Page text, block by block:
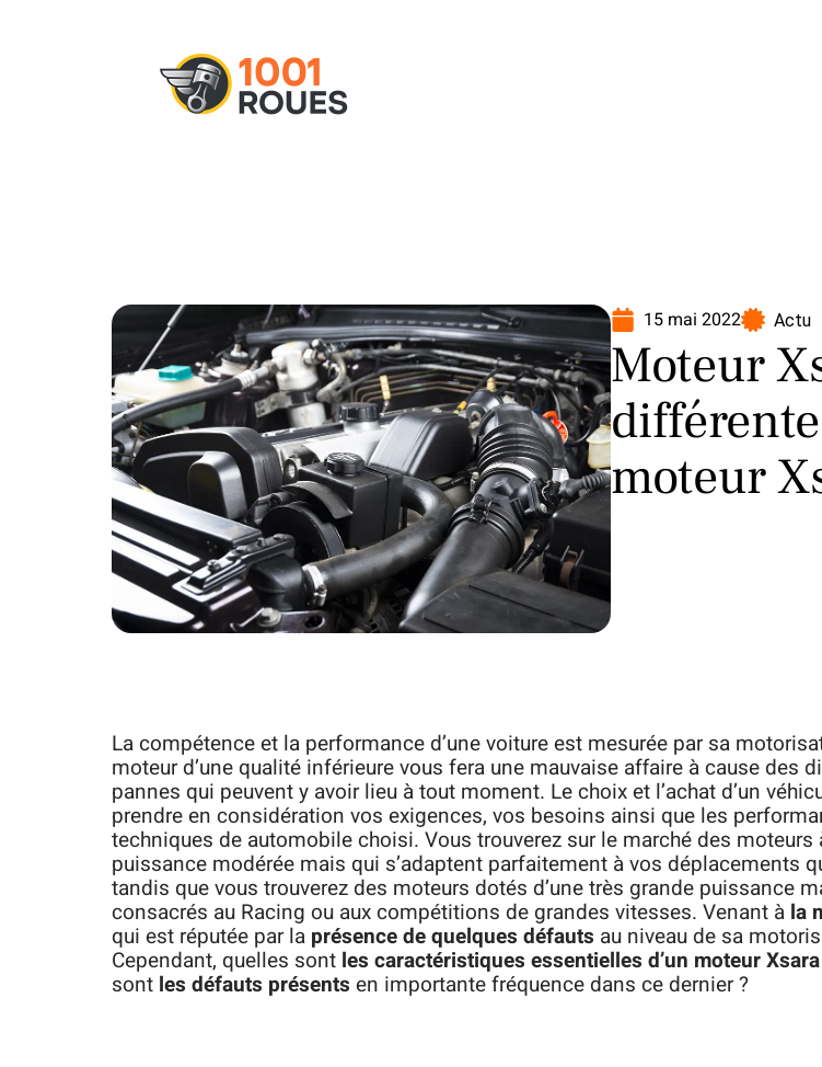
15 mai 2022 Actu
Moteur
moteur
La compétence et la performance d’une voiture est mesurée par sa
moteur d’une qualité inférieure vous fera une mauvaise affaire à cause des
pannes qui peuvent y avoir lieu à tout moment. Le choix et l’achat d’un
prendre en considération vos exigences, vos besoins ainsi que les
techniques de automobile choisi. Vous trouverez sur le marché des moteurs
puissance modérée mais qui s’adaptent parfaitement à vos déplacements
tandis que vous trouverez des moteurs dotés d’une très grande puissance
consacrés au Racing ou aux compétitions de grandes vitesses. Venant à la
qui est réputée par la présence de quelques défauts au niveau de sa
Cependant, quelles sont les caractéristiques essentielles d’un moteur Xsara
sont les défauts présents en importante fréquence dans ce dernier ?